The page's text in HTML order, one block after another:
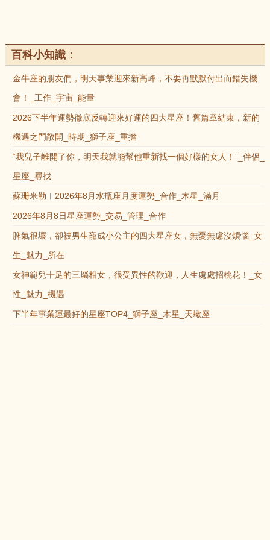
百科小知識：
金牛座的朋友們，明天事業迎來新高峰，不要再默默付出而錯失機
會！_工作_宇宙_能量
2026下半年運勢徹底反轉迎來好運的四大星座！舊篇章結束，新的
機遇之門敞開_時期_獅子座_重擔
“我兒子離開了你，明天我就能幫他重新找一個好樣的女人！”_伴侶_
星座_尋找
蘇珊米勒︱2026年8月水瓶座月度運勢_合作_木星_滿月
2026年8月8日星座運勢_交易_管理_合作
脾氣很壞，卻被男生寵成小公主的四大星座女，無憂無慮沒煩惱_女
生_魅力_所在
女神範兒十足的三屬相女，很受異性的歡迎，人生處處招桃花！_女
性_魅力_機遇
下半年事業運最好的星座TOP4_獅子座_木星_天蠍座